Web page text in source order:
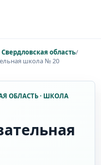
область/
школа № 20
ОБЛАСТЬ · ШКОЛА